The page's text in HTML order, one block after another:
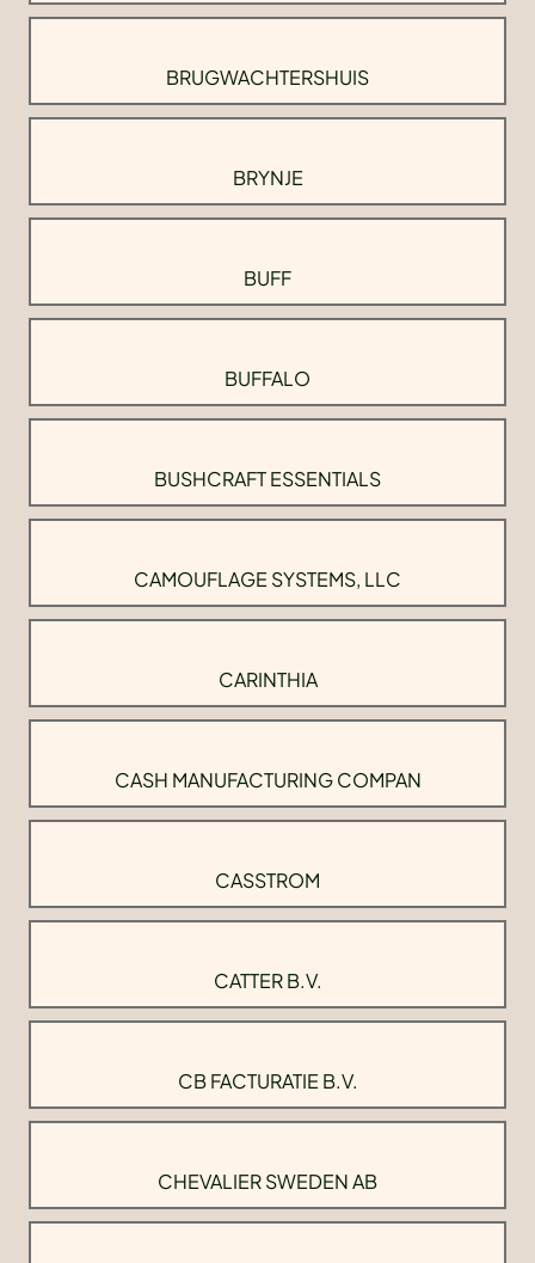
BRUGWACHTERSHUIS
BRYNJE
BUFF
BUFFALO
BUSHCRAFT ESSENTIALS
CAMOUFLAGE SYSTEMS, LLC
CARINTHIA
CASH MANUFACTURING COMPAN
CASSTROM
CATTER B.V.
CB FACTURATIE B.V.
CHEVALIER SWEDEN AB